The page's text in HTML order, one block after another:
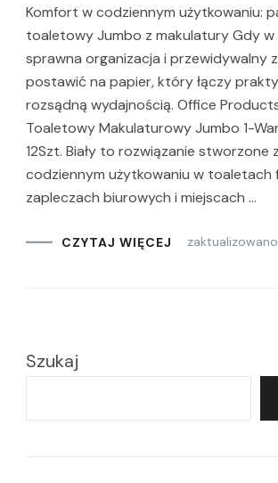
Komfort w codziennym użytkowaniu:
toaletowy Jumbo z makulatury Gdy w
sprawna organizacja i przewidywalny
postawić na papier, który łączy
rozsądną wydajnością. Office
Toaletowy Makulaturowy Jumbo 1-
12Szt. Biały to rozwiązanie stworzone
codziennym użytkowaniu w toaletach
zapleczach biurowych i miejscach …
CZYTAJ WIĘCEJ zaktualizowano
Szukaj